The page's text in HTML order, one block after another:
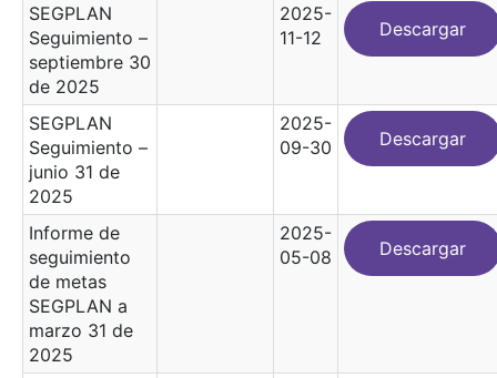
SEGPLAN
Seguimiento –
septiembre 30
de 2025
2025-
11-12
Descargar
SEGPLAN
Seguimiento –
junio 31 de
2025
2025-
09-30
Descargar
Informe de
seguimiento
de metas
SEGPLAN a
marzo 31 de
2025
2025-
05-08
Descargar